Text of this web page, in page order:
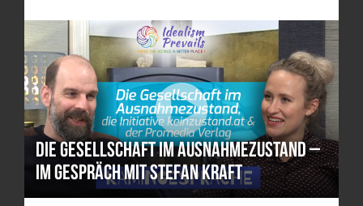
Die Gesellschaft im Ausnahmezustand –
Im Gespräch mit Stefan Kraft